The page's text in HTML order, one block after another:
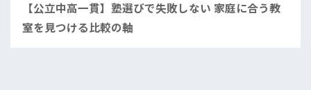
【公立中高一貫】塾選びで失敗しない 家庭に合う教
室を見つける比較の軸